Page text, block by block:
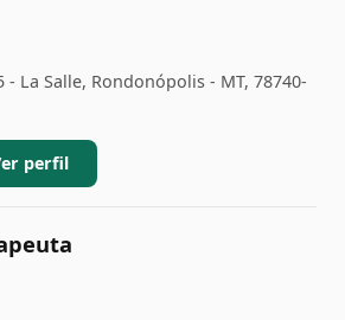
- La Salle, Rondonópolis - MT, 78740-
perfil